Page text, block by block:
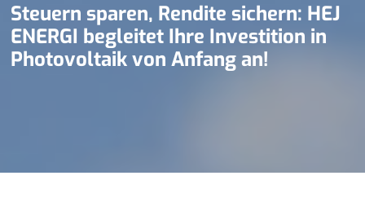
Steuern sparen, Rendite sichern: HEJ
ENERGI begleitet Ihre Investition in
Photovoltaik von Anfang an!